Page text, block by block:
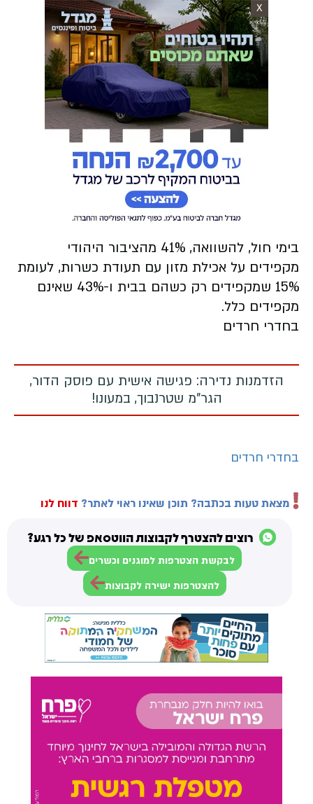
X
בימי חול, להשוואה, 41% מהציבור היהודי
מקפידים על אכילת מזון עם תעודת כשרות, לעומת
15% שמקפידים רק כשהם בבית ו-43% שאינם
מקפידים כלל.
בחדרי חרדים
הזדמנות נדירה: פגישה אישית עם פוסק הדור,
הגר"מ שטרנבוך, במעונו!
בחדרי חרדים
מצאת טעות בכתבה? תוכן שאינו ראוי לאתר? דווח לנו
רוצים להצטרף לקבוצות הווטסאפ של כל רגע?
לבקשת הצטרפות למוגנים וכשרים
להצטרפות ישירה לקבוצות